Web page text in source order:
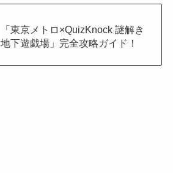
「東京メトロ×QuizKnock 謎解き
地下遊戯場」完全攻略ガイド！